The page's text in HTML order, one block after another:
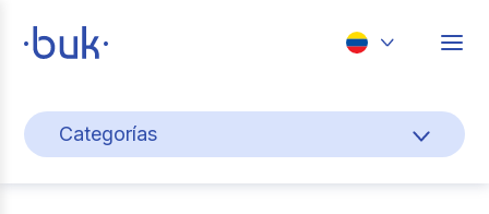
Perú
Categorías
Cultura y bienestar laboral